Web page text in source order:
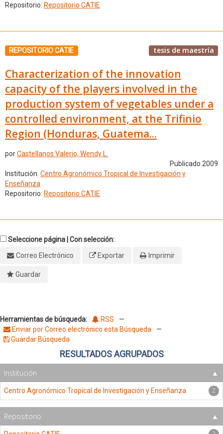
Repositorio: Repositorio CATIE
REPOSITORIO CATIE tesis de maestría
Characterization of the innovation
capacity of the players involved in the
production system of vegetables under a
controlled environment, at the Trifinio
Region (Honduras, Guatema...
porCastellanos Valerio, Wendy L.
Publicado 2009
Institución: Centro Agronómico Tropical de Investigación y
Enseñanza
Repositorio: Repositorio CATIE
Seleccione página | Con selección:
Correo Electrónico
Exportar Imprimir
Guardar
Herramientas de búsqueda: RSS
—
Enviar por Correo electrónico esta Búsqueda
—
Guardar Búsqueda
RESULTADOS AGRUPADOS
Institución
Centro Agronómico Tropical de Investigación y Enseñanza 2
Repositorio